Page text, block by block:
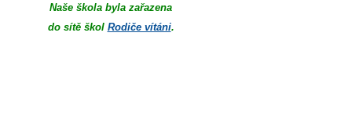
Naše škola byla zařazena
do sítě škol Rodiče vítáni.